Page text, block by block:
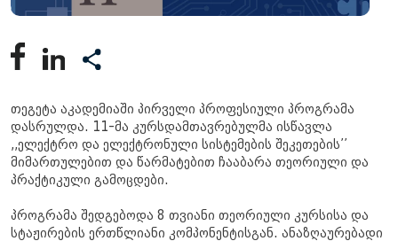
თეგეტა აკადემიაში პირველი პროფესიული პროგრამა
დასრულდა. 11-მა კურსდამთავრებულმა ისწავლა
,,ელექტრო და ელექტრონული სისტემების შეკეთების’’
მიმართულებით და წარმატებით ჩააბარა თეორიული და
პრაქტიკული გამოცდები.
პროგრამა შედგებოდა 8 თვიანი თეორიული კურსისა და
სტაჟირების ერთწლიანი კომპონენტისგან. ანაზღაურებადი